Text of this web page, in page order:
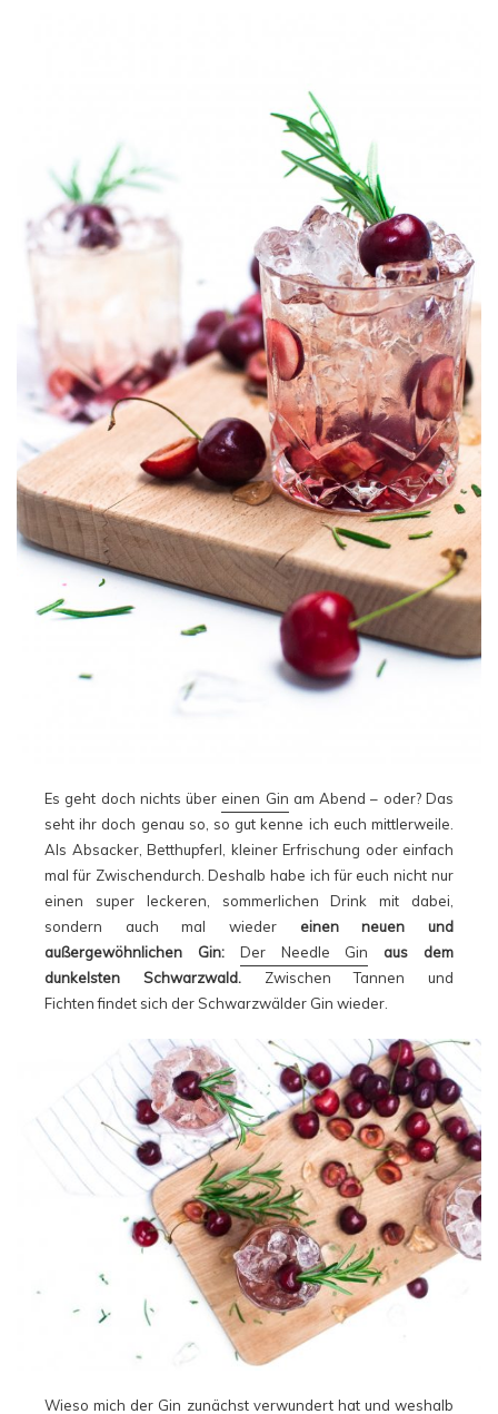
Es geht doch nichts über einen Gin am Abend – oder? Das
seht ihr doch genau so, so gut kenne ich euch mittlerweile.
Als Absacker, Betthupferl, kleiner Erfrischung oder einfach
mal für Zwischendurch. Deshalb habe ich für euch nicht nur
einen super leckeren, sommerlichen Drink mit dabei,
sondern auch mal wieder einen neuen und
außergewöhnlichen Gin: Der Needle Gin aus dem
dunkelsten Schwarzwald. Zwischen Tannen und
Fichten findet sich der Schwarzwälder Gin wieder.
Wieso mich der Gin zunächst verwundert hat und weshalb